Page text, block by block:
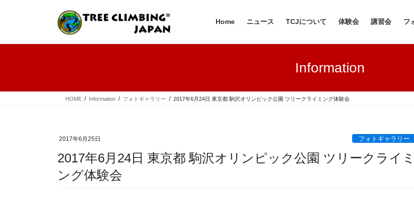
ツ
シ
Home ニュース TCJについて 体験会 講習会 フ
Information
HOME Information フォトギャラリー 2017年6月24日 東京都 駒沢オリンピック公園 ツリークライミング体験会
2017年6月25日 フォトギャラリー
2017年6月24日 東京都 駒沢オリンピック公園 ツリークライミ
ング体験会